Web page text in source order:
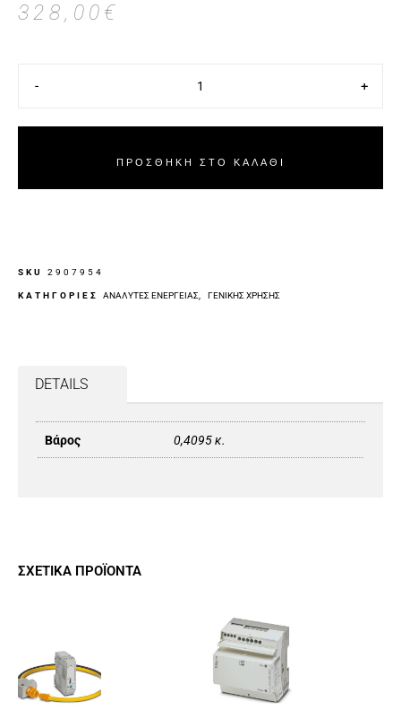
328,00 €
- +
ΠΡΟΣΘΉΚΗ ΣΤΟ ΚΑΛΆΘΙ
SKU 2907954
ΚΑΤΗΓΟΡΙΕΣ ΑΝΑΛΥΤΈΣ ΕΝΈΡΓΕΙΑΣ ΓΕΝΙΚΉΣ ΧΡΉΣΗΣ
DETAILS
Βάρος 0,4095 κ.
ΣΧΕΤΙΚΆ ΠΡΟΪΌΝΤΑ